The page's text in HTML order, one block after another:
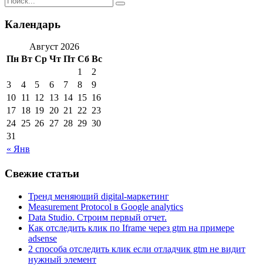
Календарь
Август 2026
Пн Вт Ср Чт Пт Сб Вс
« Янв
1
2
3
4 5 6 7 8
9
10 11 12 13 14 15 16
17 18 19 20 21 22 23
24 25 26 27 28 29 30
31
Свежие статьи
Тренд меняющий digital-маркетинг
Measurement Protocol в Google analytics
Data Studio. Строим первый отчет.
Как отследить клик по Iframe через gtm на примере
adsense
2 способа отследить клик если отладчик gtm не видит
нужный элемент